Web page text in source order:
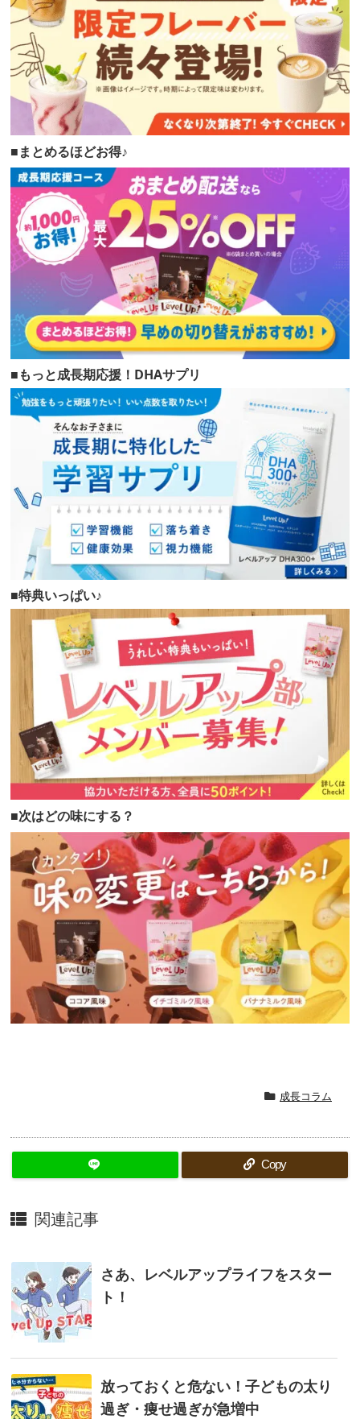
■まとめるほどお得♪
■もっと成長期応援！DHAサプリ
■特典いっぱい♪
■次はどの味にする？
成長コラム
Copy
関連記事
さあ、レベルアップライフをスター
ト！
放っておくと危ない！子どもの太り
過ぎ・痩せ過ぎが急増中